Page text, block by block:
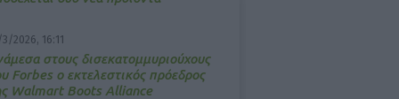
3/2026, 16:11
στους δισεκατομμυριούχους
Forbes o εκτελεστικός πρόεδρος
Walmart Boots Alliance